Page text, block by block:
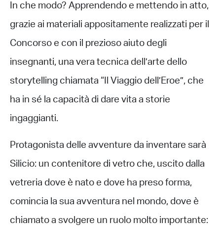
In che modo? Apprendendo e mettendo in atto,
grazie ai materiali appositamente realizzati per il
Concorso e con il prezioso aiuto degli
insegnanti, una vera tecnica dell’arte dello
storytelling chiamata “Il Viaggio dell’Eroe”, che
ha in sé la capacità di dare vita a storie
ingaggianti.
Protagonista delle avventure da inventare sarà
Silicio: un contenitore di vetro che, uscito dalla
vetreria dove è nato e dove ha preso forma,
comincia la sua avventura nel mondo, dove è
chiamato a svolgere un ruolo molto importante: